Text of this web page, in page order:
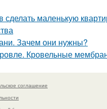
сделать маленькую
Зачем они нужны?
Кровельные
соглашение